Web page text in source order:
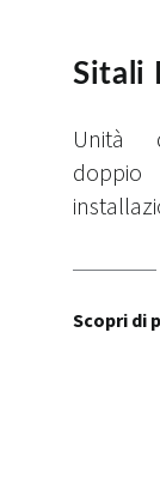
Sitali
Unità
Scopri di